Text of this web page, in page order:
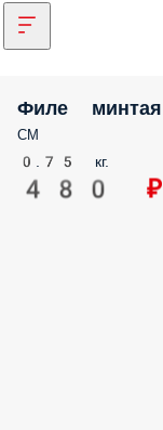
Филе минтая
СМ
0.75 кг.
480 ₽